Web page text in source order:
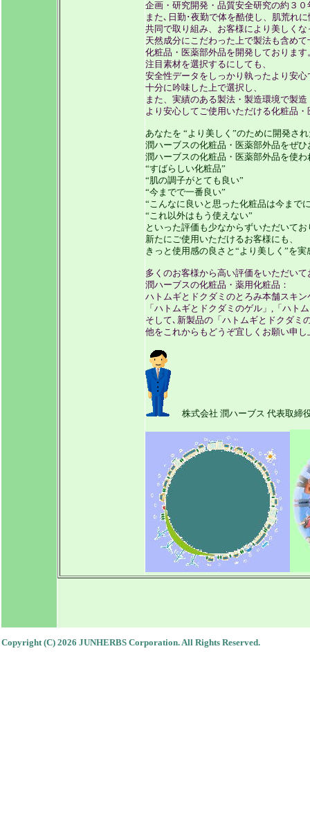
企画・研究開発・品質安全研究の約３
また､日勤･夜勤で体を酷使し、肌荒れ
共同で取り組み、お客様により美しく
天然成分にこだわった上で製法も含め
化粧品・医薬部外品を開発しております
注目素材を選択するにしても、
安全性データをしっかり執ったより安心
十分に吟味した上で選択し、
また、実績のある製法・製造環境で製造
より安心してご使用いただける化粧品
あなたを “より美しく”のために開発さ
潤ハーブスの化粧品・医薬部外品をぜ
潤ハーブスの化粧品・医薬部外品を使
“すばらしい化粧品”
“肌の調子がとても良い”
“今までで一番良い”
“こんなに良いと思った化粧品は今まで
“これ以外はもう使えない”
といった評価も少なからずいただいてお
新たにご使用いただけるお客様にも、
きっと使用感の良さと“より美しく”を
多くのお客様から高い評価をいただいて
潤ハーブスの化粧品・薬用化粧品：
ハトムギとドクダミのとろみ本舗スキン
「ハトムギとドクダミのゲル」,「ハト
そして､新製品の「ハトムギとドクダミ
他をこれからもどうぞ宜しくお願い申し
株式会社 潤ハーブス 代表取
Copyright (C) 2026 JUNHERBS Corporation. All Rights Reserved.